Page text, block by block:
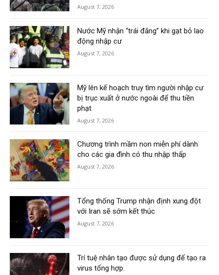
August 7, 2026
Nước Mỹ nhận “trái đắng” khi gạt bỏ lao
động nhập cư
August 7, 2026
Mỹ lên kế hoạch truy tìm người nhập cư
bị trục xuất ở nước ngoài để thu tiền
phạt
August 7, 2026
Chương trình mầm non miễn phí dành
cho các gia đình có thu nhập thấp
August 7, 2026
Tổng thống Trump nhận định xung đột
với Iran sẽ sớm kết thúc
August 7, 2026
Trí tuệ nhân tạo được sử dụng để tạo ra
virus tổng hợp.